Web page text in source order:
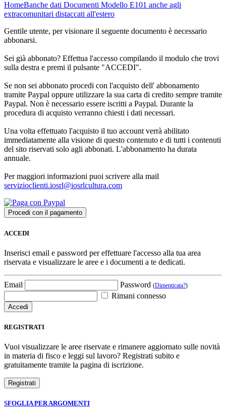
HomeBanche dati Documenti Modello E101 anche agli
extracomunitari distaccati all'estero
Gentile utente, per visionare il seguente documento è necessario
abbonarsi.
Sei già abbonato? Effettua l'accesso compilando il modulo che trovi
sulla destra e premi il pulsante "ACCEDI".
Se non sei abbonato procedi con l'acquisto dell' abbonamento
tramite Paypal oppure utilizzare la sua carta di credito sempre tramite
Paypal. Non è necessario essere iscritti a Paypal. Durante la
procedura di acquisto verranno chiesti i dati necessari.
Una volta effettuato l'acquisto il tuo account verrà abilitato
immediatamente alla visione di questo contenuto e di tutti i contenuti
del sito riservati solo agli abbonati. L'abbonamento ha durata
annuale.
Per maggiori informazioni puoi scrivere alla mail
servizioclienti.iosrl@iosrlcultura.com
ACCEDI
Inserisci email e password per effettuare l'accesso alla tua area
riservata e visualizzare le aree e i documenti a te dedicati.
Email Password (Dimenticata?)
Rimani connesso
REGISTRATI
Vuoi visualizzare le aree riservate e rimanere aggiornato sulle novità
in materia di fisco e leggi sul lavoro? Registrati subito e
gratuitamente tramite la pagina di iscrizione.
SFOGLIA PER ARGOMENTI